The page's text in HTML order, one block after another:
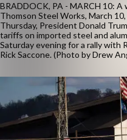
BRADDOCK, PA - MARCH 10: A
Thomson Steel Works, March
Thursday, President Donald
tariffs on imported steel and
Saturday evening for a rally with
Rick Saccone. (Photo by Drew